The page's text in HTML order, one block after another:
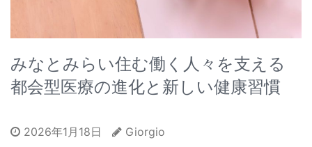
みなとみらい住む働く人々を支える
都会型医療の進化と新しい健康習慣
2026年1月18日
Giorgio